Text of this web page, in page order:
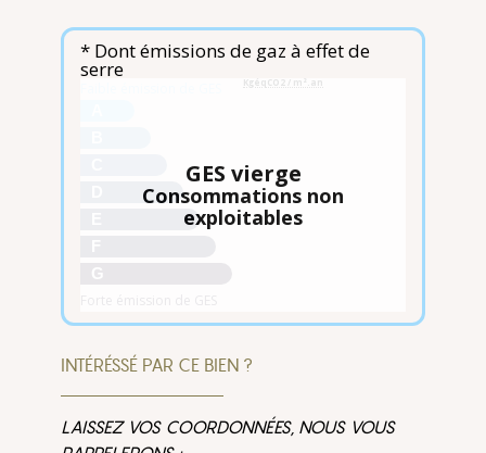
* Dont émissions de gaz à effet de
serre
G
KgéqCO2 / m².an
GES vierge
Consommations non
exploitables
INTÉRÉSSÉ PAR CE BIEN ?
LAISSEZ VOS COORDONNÉES, NOUS VOUS